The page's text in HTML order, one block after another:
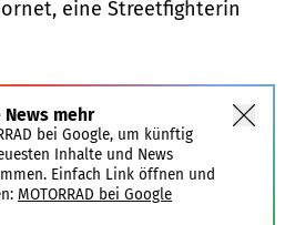
eine Streetfighterin
mehr
bei Google, um künftig
Inhalte und News
Einfach Link öffnen und
MOTORRAD bei Google